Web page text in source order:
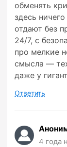
обменять
здесь
отдают без
24/7, с
про мелкие
смысла —
даже у
Ответить
4 года